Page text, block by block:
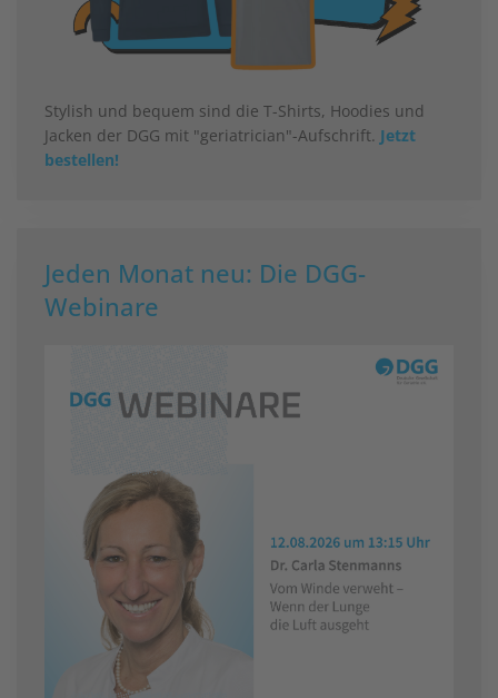
Stylish und bequem sind die T-Shirts, Hoodies und
Jacken der DGG mit "geriatrician"-Aufschrift. Jetzt
bestellen!
Jeden Monat neu: Die DGG-
Webinare